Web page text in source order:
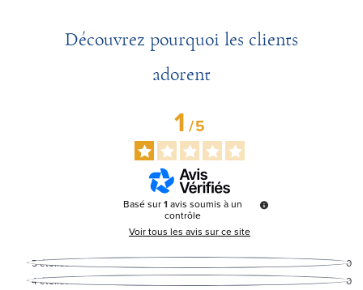
Découvrez pourquoi les clients
adorent
1/5
Basé sur1 avis soumis à un
contrôle
Voir tous les avis sur ce site
5étoiles
0
4étoiles
0